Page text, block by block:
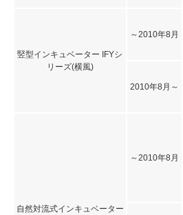
竪型インキュベーター IFYシ
リーズ(横風)
～2010年8月
2010年8月～
自然対流式インキュベーター
～2010年8月